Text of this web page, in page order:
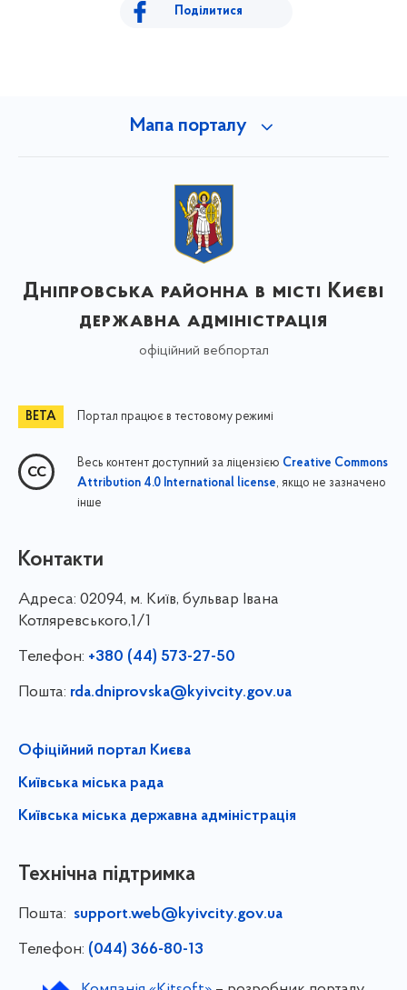
Поділитися
Мапа порталу
Дніпровська районна в місті Києві
державна адміністрація
офіційний вебпортал
Портал працює в тестовому режимі
Весь контент доступний за ліцензією Creative Commons
Attribution 4.0 International license, якщо не зазначено
інше
Контакти
Адреса: 02094, м. Київ, бульвар Івана
Котляревського,1/1
Телефон: +380 (44) 573-27-50
Пошта: rda.dniprovska@kyivcity.gov.ua
Офіційний портал Києва
Київська міська рада
Київська міська державна адміністрація
Технічна підтримка
Пошта: support.web@kyivcity.gov.ua
Телефон: (044) 366-80-13